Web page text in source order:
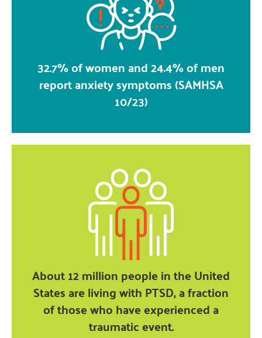
32.7% of women and 24.4% of men
report anxiety symptoms (SAMHSA
10/23)
About 12 million people in the United
States are living with PTSD, a fraction
of those who have experienced a
traumatic event.